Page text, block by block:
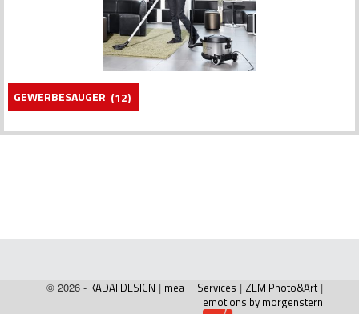
GEWERBESAUGER (12)
© 2026 - KADAI DESIGN | mea IT Services | ZEM Photo&Art |
emotions by morgenstern